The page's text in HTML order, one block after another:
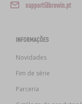
support@browin.pt
INFORMAÇÕES
Novidades
Fim de série
Parceria